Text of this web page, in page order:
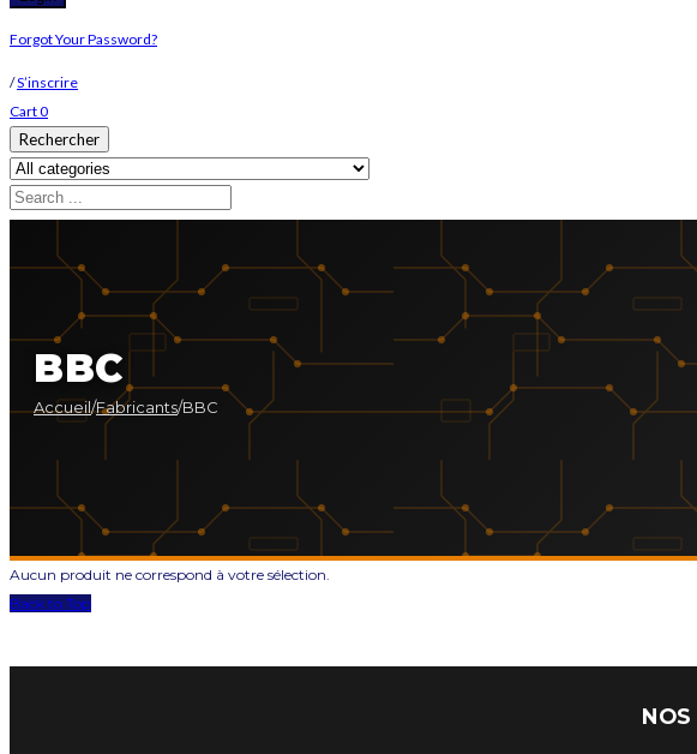
Forgot Your Password?
/S’inscrire
Cart0
Rechercher
BBC
Accueil/Fabricants/BBC
Aucun produit ne correspond à votre sélection.
Back to Top